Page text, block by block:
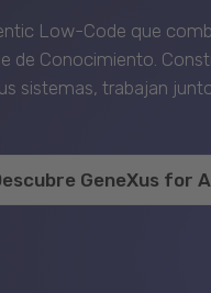
Low-Code que
de Conocimiento.
sistemas, trabajan
GeneXus for